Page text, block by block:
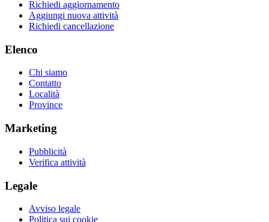
Richiedi aggiornamento
Aggiungi nuova attività
Richiedi cancellazione
Elenco
Chi siamo
Contatto
Località
Province
Marketing
Pubblicità
Verifica attività
Legale
Avviso legale
Politica sui cookie